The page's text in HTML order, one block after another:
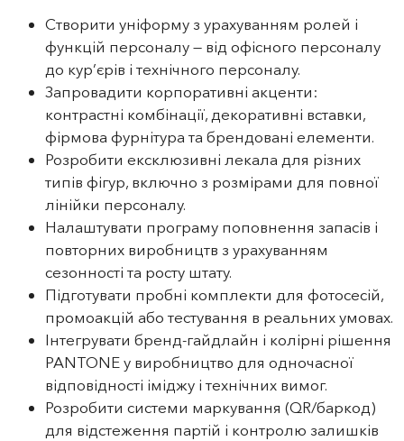
Створити уніформу з урахуванням ролей і
функцій персоналу — від офісного персоналу
до кур’єрів і технічного персоналу.
Запровадити корпоративні акценти:
контрастні комбінації, декоративні вставки,
фірмова фурнітура та брендовані елементи.
Розробити ексклюзивні лекала для різних
типів фігур, включно з розмірами для повної
лінійки персоналу.
Налаштувати програму поповнення запасів і
повторних виробництв з урахуванням
сезонності та росту штату.
Підготувати пробні комплекти для фотосесій,
промоакцій або тестування в реальних умовах.
Інтегрувати бренд‑гайдлайн і колірні рішення
PANTONE у виробництво для одночасної
відповідності іміджу і технічних вимог.
Розробити системи маркування (QR/баркод)
для відстеження партій і контролю залишків